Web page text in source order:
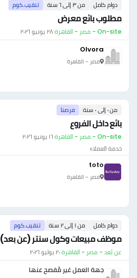
دوام كامل من ٣ إلى ٦ سنة تنقيب.كوم
مطلوب بائع معرض
On-site - مصر - القاهرة ·٢٨ يونيو ٢٠٢٦
Olvora
مصر - القاهرة
من ٠ إلى ٠ سنة فرصنا
بائع داخل الفروع
On-site - مصر - القاهرة ·١٦ يونيو ٢٠٢٦
خدمة العملاء
toto
مصر - القاهرة
دوام كامل من ١ إلى ٢ سنة تنقيب.كوم
موظف مبيعات وكول سنتر (عن بعد)
عن بُعد - مصر - القاهرة·٢٠ يوليو ٢٠٢٦
جهة العمل غير مُفصح عنها